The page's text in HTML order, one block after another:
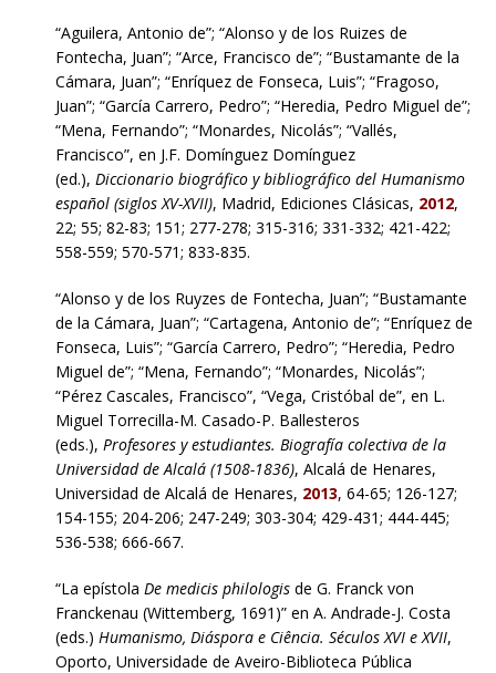
“Aguilera, Antonio de”; “Alonso y de los Ruizes de
Fontecha, Juan”; “Arce, Francisco de”; “Bustamante de la
Cámara, Juan”; “Enríquez de Fonseca, Luis”; “Fragoso,
Juan”; “García Carrero, Pedro”; “Heredia, Pedro Miguel de”;
“Mena, Fernando”; “Monardes, Nicolás”; “Vallés,
Francisco”, en J.F. Domínguez Domínguez
(ed.), Diccionario biográfico y bibliográfico del Humanismo
español (siglos XV-XVII), Madrid, Ediciones Clásicas, 2012,
22; 55; 82-83; 151; 277-278; 315-316; 331-332; 421-422;
558-559; 570-571; 833-835.
“Alonso y de los Ruyzes de Fontecha, Juan”; “Bustamante
de la Cámara, Juan”; “Cartagena, Antonio de”; “Enríquez de
Fonseca, Luis”; “García Carrero, Pedro”; “Heredia, Pedro
Miguel de”; “Mena, Fernando”; “Monardes, Nicolás”;
“Pérez Cascales, Francisco”, “Vega, Cristóbal de”, en L.
Miguel Torrecilla-M. Casado-P. Ballesteros
(eds.), Profesores y estudiantes. Biografía colectiva de la
Universidad de Alcalá (1508-1836), Alcalá de Henares,
Universidad de Alcalá de Henares, 2013, 64-65; 126-127;
154-155; 204-206; 247-249; 303-304; 429-431; 444-445;
536-538; 666-667.
“La epístola De medicis philologis de G. Franck von
Franckenau (Wittemberg, 1691)” en A. Andrade-J. Costa
(eds.) Humanismo, Diáspora e Ciência. Séculos XVI e XVII,
Oporto, Universidade de Aveiro-Biblioteca Pública